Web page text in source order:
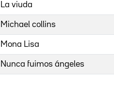
La viuda
Michael collins
Mona Lisa
Nunca fuimos ángeles